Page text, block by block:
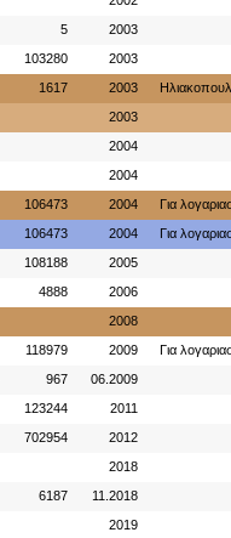
5 2003
103280 2003
1617 2003
2003
2004
2004
106473 2004 Για
106473 2004 Για
108188 2005
4888 2006
2008
118979 2009 Για
967 06.2009
123244 2011
702954 2012
2018
6187 11.2018
2019